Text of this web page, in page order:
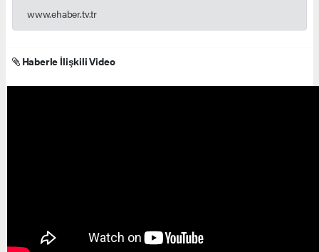
www.ehaber.tv.tr
Haberle İlişkili Video